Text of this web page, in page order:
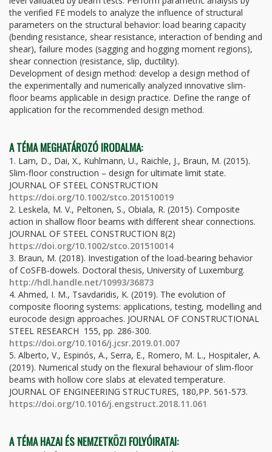
the verified FE models to analyze the influence of structural
parameters on the structural behavior: load bearing capacity
(bending resistance, shear resistance, interaction of bending and
shear), failure modes (sagging and hogging moment regions),
shear connection (resistance, slip, ductility).
Development of design method: develop a design method of
the experimentally and numerically analyzed innovative slim-
floor beams applicable in design practice. Define the range of
application for the recommended design method.
A TÉMA MEGHATÁROZÓ IRODALMA:
1. Lam, D., Dai, X., Kuhlmann, U., Raichle, J., Braun, M. (2015).
Slim-floor construction – design for ultimate limit state.
JOURNAL OF STEEL CONSTRUCTION
https://doi.org/10.1002/stco.201510019
2. Leskela, M. V., Peltonen, S., Obiala, R. (2015). Composite
action in shallow floor beams with different shear connections.
JOURNAL OF STEEL CONSTRUCTION 8(2)
https://doi.org/10.1002/stco.201510014
3. Braun, M. (2018). Investigation of the load-bearing behavior
of CoSFB-dowels. Doctoral thesis, University of Luxemburg.
http://hdl.handle.net/10993/36873
4. Ahmed, I. M., Tsavdaridis, K. (2019). The evolution of
composite flooring systems: applications, testing, modelling and
eurocode design approaches. JOURNAL OF CONSTRUCTIONAL
STEEL RESEARCH 155, pp. 286-300.
https://doi.org/10.1016/j.jcsr.2019.01.007
5. Alberto, V., Espinós, A., Serra, E., Romero, M. L., Hospitaler, A.
(2019). Numerical study on the flexural behaviour of slim-floor
beams with hollow core slabs at elevated temperature.
JOURNAL OF ENGINEERING STRUCTURES, 180,PP. 561-573.
https://doi.org/10.1016/j.engstruct.2018.11.061
A TÉMA HAZAI ÉS NEMZETKÖZI FOLYÓIRATAI: